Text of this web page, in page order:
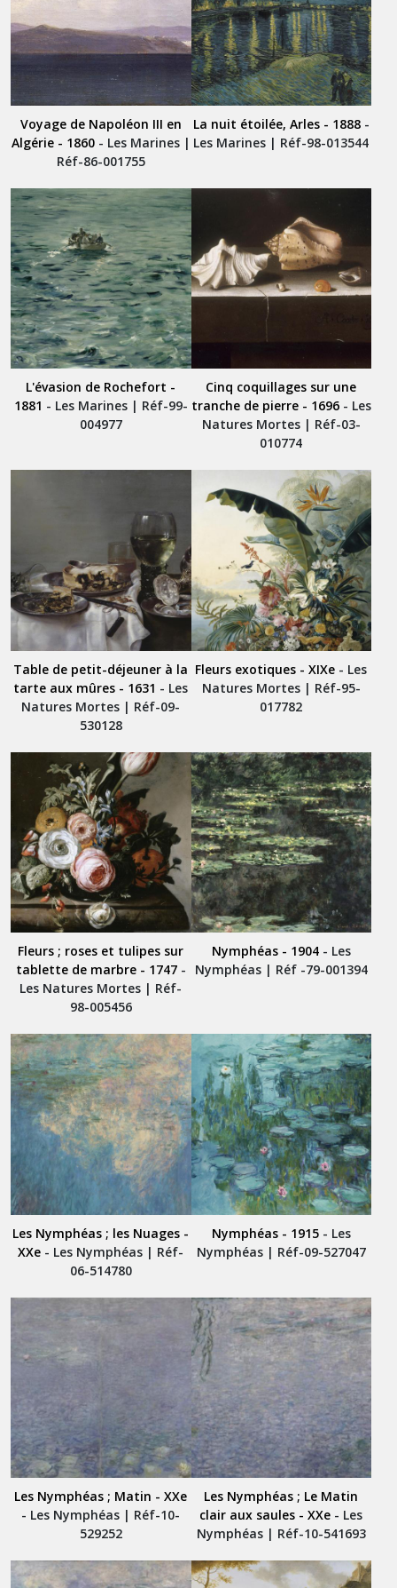
Voyage de Napoléon III en
Algérie - 1860- Les Marines |
Réf-86-001755
La nuit étoilée, Arles - 1888-
Les Marines | Réf-98-013544
L'évasion de Rochefort -
1881 - Les Marines | Réf-99-
004977
Cinq coquillages sur une
tranche de pierre - 1696- Les
Natures Mortes | Réf-03-
010774
Table de petit-déjeuner à la
tarte aux mûres - 1631 - Les
Natures Mortes | Réf-09-
530128
Fleurs exotiques - XIXe - Les
Natures Mortes | Réf-95-
017782
Fleurs ; roses et tulipes sur
tablette de marbre - 1747-
Les Natures Mortes | Réf-
98-005456
Nymphéas - 1904- Les
Nymphéas | Réf -79-001394
Les Nymphéas ; les Nuages -
XXe - Les Nymphéas | Réf-
06-514780
Nymphéas - 1915- Les
Nymphéas | Réf-09-527047
Les Nymphéas ; Matin - XXe
- Les Nymphéas | Réf-10-
529252
Les Nymphéas ; Le Matin
clair aux saules - XXe - Les
Nymphéas | Réf-10-541693